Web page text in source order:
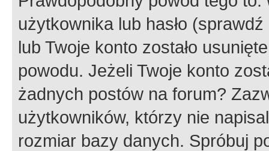
użytkownika lub hasło
lub Twoje konto zostało
powodu. Jeżeli Twoje konto
żadnych postów na forum?
użytkowników, którzy nie
rozmiar bazy danych. Spróbuj